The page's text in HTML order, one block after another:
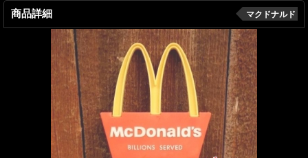
商品詳細 マクドナルド